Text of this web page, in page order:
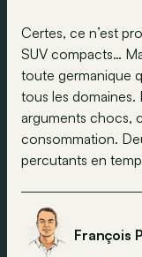
Certes, ce n’est
SUV compacts…
toute germanique
tous les domaines.
arguments chocs,
consommation.
percutants en
François